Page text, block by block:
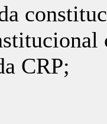
CRP;